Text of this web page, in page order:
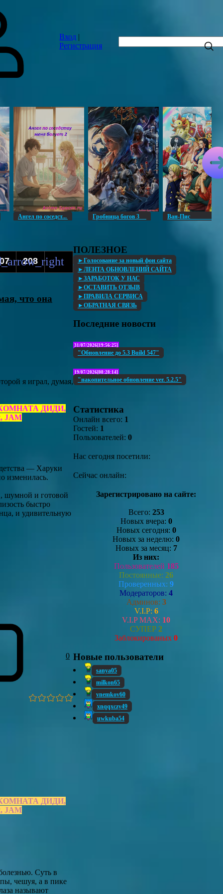
Вход |
Регистрация
Ангел по соседст... Гробница богов 3 Ван-
208
что она
я играл, думая,
КОМНАТА ДИДИ,
JAM
— Харуки
изменилась.
шумной и готовой
быстро
и удивительную
0
КОМНАТА ДИДИ,
JAM
Суть в
чешуя, а в пике
называют
ПОЛЕЗНОЕ
►Голосование за новый фон сайта
►ЛЕНТА ОБНОВЛЕНИЙ САЙТА
►ЗАРАБОТОК У НАС
►ОСТАВИТЬ ОТЗЫВ
►ПРАВИЛА СЕРВИСА
►ОБРАТНАЯ СВЯЗЬ
Последние новости
31/07/2026[19:56:25]
"Обновление до 5.3 Build 547"
19/07/2026[08:28:14]
"накопительное обновление ver. 5.2.5"
Статистика
Онлайн всего: 1
Гостей: 1
Пользователей: 0
Нас сегодня посетили:
Сейчас онлайн:
Зарегистрировано на сайте:
Всего: 253
Новых вчера: 0
Новых сегодня: 0
Новых за неделю: 0
Новых за месяц: 7
Из них:
Пользователей 185
Постоянные: 26
Проверенных: 9
Модераторов: 4
Админов: 3
V.I.P: 6
V.I.P MAX: 10
СУПЕР 2
Заблокированых 0
Новые пользователи
sanya05
milkon65
vnemkov60
xnqqxczy49
uwkuba54